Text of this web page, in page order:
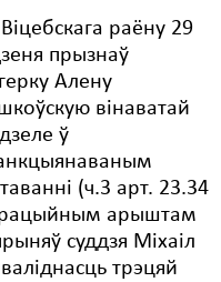
раёну 29
прызнаў
Алену
вінаватай
ў
(ч.3 арт. 23.34
арыштам
суддзя Міхаіл
трэцяй